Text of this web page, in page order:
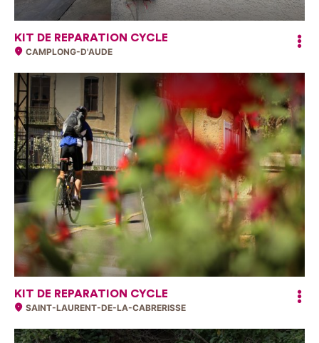
KIT DE REPARATION CYCLE
CAMPLONG-D'AUDE
KIT DE REPARATION CYCLE
SAINT-LAURENT-DE-LA-CABRERISSE